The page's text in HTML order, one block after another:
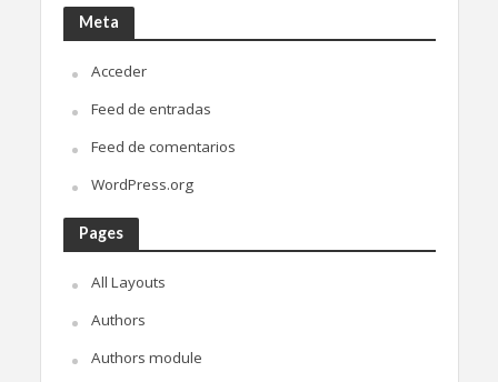
Meta
Acceder
Feed de entradas
Feed de comentarios
WordPress.org
Pages
All Layouts
Authors
Authors module